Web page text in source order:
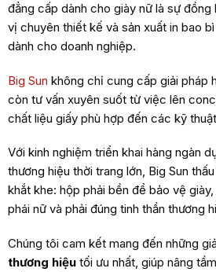
đẳng cấp dành cho giày nữ là sự đồng
vị chuyên thiết kế và sản xuất in bao
dành cho doanh nghiệp.
Big Sun không chỉ cung cấp giải pháp
còn tư vấn xuyên suốt từ việc lên
chất liệu giấy phù hợp đến các kỹ
Với kinh nghiệm triển khai hàng ngàn
thương hiệu thời trang lớn, Big Sun
khắt khe: hộp phải bền để bảo vệ
phái nữ và phải đúng tinh thần thương
Chúng tôi cam kết mang đến những
thương hiệutối ưu nhất, giúp nâng